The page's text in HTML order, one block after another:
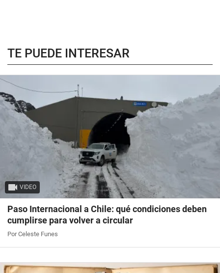
TE PUEDE INTERESAR
VIDEO
Paso Internacional a Chile: qué condiciones deben
cumplirse para volver a circular
Por Celeste Funes